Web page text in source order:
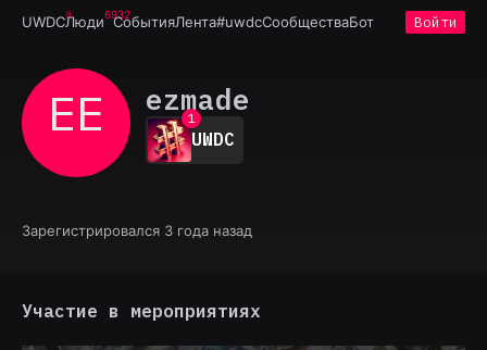
UWDCЛюди6932
СобытияЛента#uwdcСообществаБот Войти
EE ezmade
0
1
2
3
6
UWDC
Зарегистрировался 3 года назад
Участие в мероприятиях